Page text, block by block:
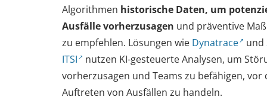
Algorithmen historische Daten, um
Ausfälle vorherzusagen und präventive
zu empfehlen. Lösungen wie Dynatrace und
ITSI
nutzen KI-gesteuerte Analysen, um
vorherzusagen und Teams zu befähigen, vor
Auftreten von Ausfällen zu handeln.